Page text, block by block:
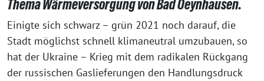
Thema Wärmeversorgung von Bad Oeynhausen.
Einigte sich schwarz – grün 2021 noch darauf, die
Stadt möglichst schnell klimaneutral umzubauen, so
hat der Ukraine – Krieg mit dem radikalen Rückgang
der russischen Gaslieferungen den Handlungsdruck